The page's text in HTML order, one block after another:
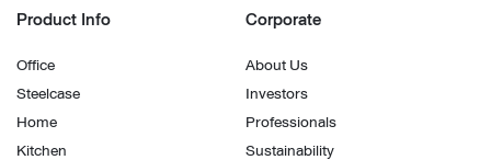
Product Info
Office
Steelcase
Home
Kitchen
Corporate
About Us
Investors
Professionals
Sustainability